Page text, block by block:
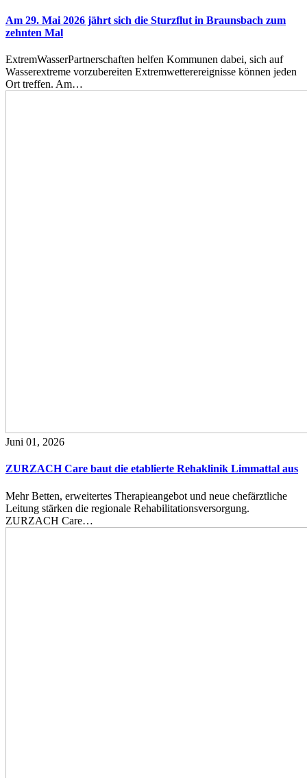
Am 29. Mai 2026 jährt sich die Sturzflut in Braunsbach zum
zehnten Mal
ExtremWasserPartnerschaften helfen Kommunen dabei, sich auf
Wasserextreme vorzubereiten Extremwetterereignisse können jeden
Ort treffen. Am…
Juni 01, 2026
ZURZACH Care baut die etablierte Rehaklinik Limmattal aus
Mehr Betten, erweitertes Therapieangebot und neue chefärztliche
Leitung stärken die regionale Rehabilitationsversorgung.
ZURZACH Care…